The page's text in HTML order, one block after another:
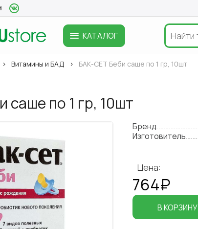
КАТАЛОГ
Витамины и БАД БАК-СЕТ Беби саше по 1 гр, 10шт
саше по 1 гр, 10шт
Бренд
Изготовитель
Цена:
764₽
В КОРЗИНУ